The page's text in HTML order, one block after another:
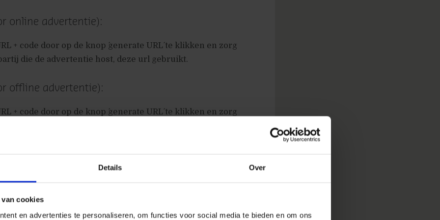
Details Over
cookies
en advertenties te personaliseren, om functies voor social media te bieden en om ons
online advertentie):
+ code door op de knop ´generate URL´ te klikken en zorg
die de advertentie host, deze url gebruikt.
offline advertentie):
+ code door op de knop ´generate URL´ te klikken en zorg
custom report aanmaken. Beide worden opgezet zodat je